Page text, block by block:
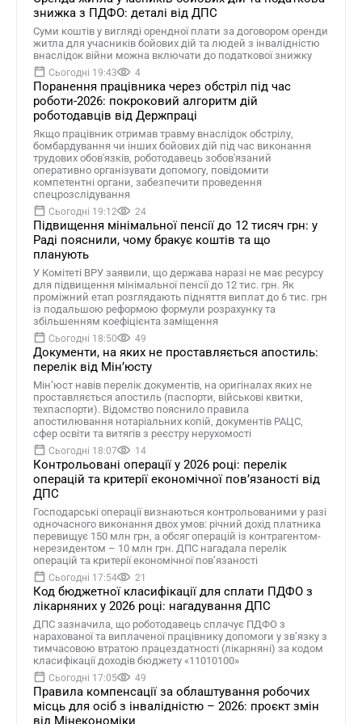
знижка з ПДФО: деталі від ДПС
Суми коштів у вигляді орендної плати за договором оренди
житла для учасників бойових дій та людей з інвалідністю
внаслідок війни можна включати до податкової знижку
Сьогодні 19:43 4
Поранення працівника через обстріл під час
роботи-2026: покроковий алгоритм дій
роботодавців від Держпраці
Якщо працівник отримав травму внаслідок обстрілу,
бомбардування чи інших бойових дій під час виконання
трудових обов'язків, роботодавець зобов'язаний
оперативно організувати допомогу, повідомити
компетентні органи, забезпечити проведення
спецрозслідування
Сьогодні 19:12 24
Підвищення мінімальної пенсії до 12 тисяч грн: у
Раді пояснили, чому бракує коштів та що
планують
У Комітеті ВРУ заявили, що держава наразі не має ресурсу
для підвищення мінімальної пенсії до 12 тис. грн. Як
проміжний етап розглядають підняття виплат до 6 тис. грн
із подальшою реформою формули розрахунку та
збільшенням коефіцієнта заміщення
Сьогодні 18:50 49
Документи, на яких не проставляється апостиль:
перелік від Мін’юсту
Мін’юст навів перелік документів, на оригіналах яких не
проставляється апостиль (паспорти, військові квитки,
техпаспорти). Відомство пояснило правила
апостилювання нотаріальних копій, документів РАЦС,
сфер освіти та витягів з реєстру нерухомості
Сьогодні 18:07 14
Контрольовані операції у 2026 році: перелік
операцій та критерії економічної пов’язаності від
ДПС
Господарські операції визнаються контрольованими у разі
одночасного виконання двох умов: річний дохід платника
перевищує 150 млн грн, а обсяг операцій із контрагентом-
нерезидентом – 10 млн грн. ДПС нагадала перелік
операцій та критерії економічної пов’язаності
Сьогодні 17:54 21
Код бюджетної класифікації для сплати ПДФО з
лікарняних у 2026 році: нагадування ДПС
ДПС зазначила, що роботодавець сплачує ПДФО з
нарахованої та виплаченої працівнику допомоги у зв’язку з
тимчасовою втратою працездатності (лікарняні) за кодом
класифікації доходів бюджету «11010100»
Сьогодні 17:05 49
Правила компенсації за облаштування робочих
місць для осіб з інвалідністю – 2026: проєкт змін
від Мінекономіки